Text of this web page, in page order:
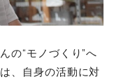
の“モノづくり”へ
、自身の活動に対